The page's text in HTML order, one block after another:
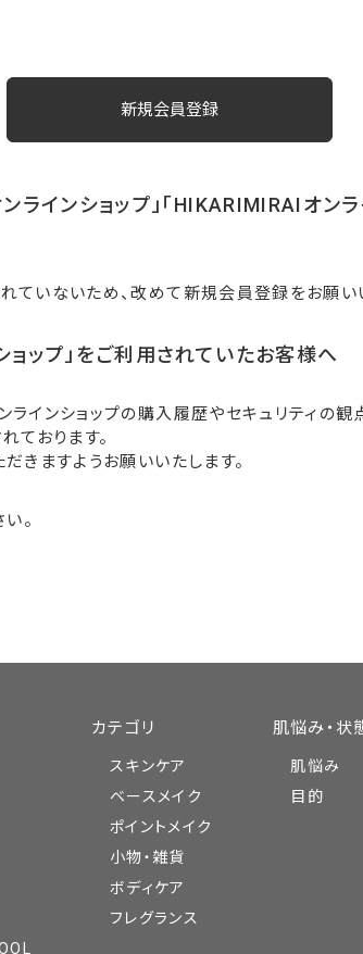
ンラインショップ」「HIKARIMIRAIオン
ていないため、改めて新規会員登録をお願い
ョップ」をご利用されていたお客様へ
ラインショップの購入履歴やセキュリティの
ております。
きますようお願いいたします。
。
カテゴリ
スキンケア
ベースメイク
ポイントメイク
小物・雑貨
ボディケア
フレグランス
肌悩み・状
肌悩み
目的